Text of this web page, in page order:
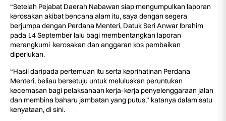
“Setelah Pejabat Daerah Nabawan siap mengumpulkan laporan
kerosakan akibat bencana alam itu, saya dengan segera
berjumpa dengan Perdana Menteri, Datuk Seri Anwar Ibrahim
pada 14 September lalu bagi membentangkan laporan
merangkumi kerosakan dan anggaran kos pembaikan
diperlukan.
“Hasil daripada pertemuan itu serta keprihatinan Perdana
Menteri, beliau bersetuju untuk meluluskan peruntukan
kecemasan bagi pelaksanaan kerja-kerja penyelenggaraan jalan
dan membina baharu jambatan yang putus,” katanya dalam satu
kenyataan, di sini.